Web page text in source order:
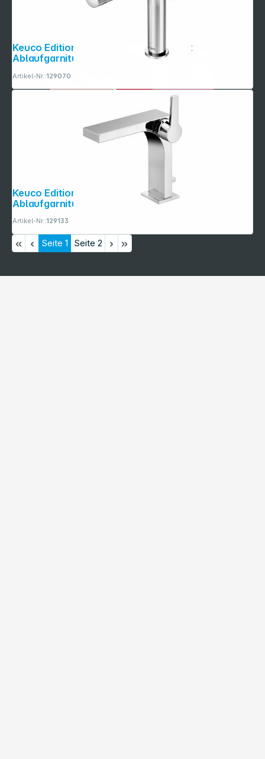
Keuco Edition 400 EH-WT-Mischer mit
Ablaufgarnitur, chrom
Artikel-Nr.:129070
Keuco Edition 11 EH-WT-Mischer mit
Ablaufgarnitur 1 1/4, chrom
Artikel-Nr.:129133
Seite 1 Seite 2